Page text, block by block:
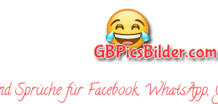
Sprüche für Facebook, WhatsApp,